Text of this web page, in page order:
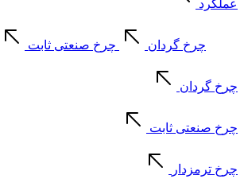
عملکرد
چرخ گردان چرخ صنعتی ثابت
چرخ گردان
چرخ صنعتی ثابت
چرخ ترمزدار